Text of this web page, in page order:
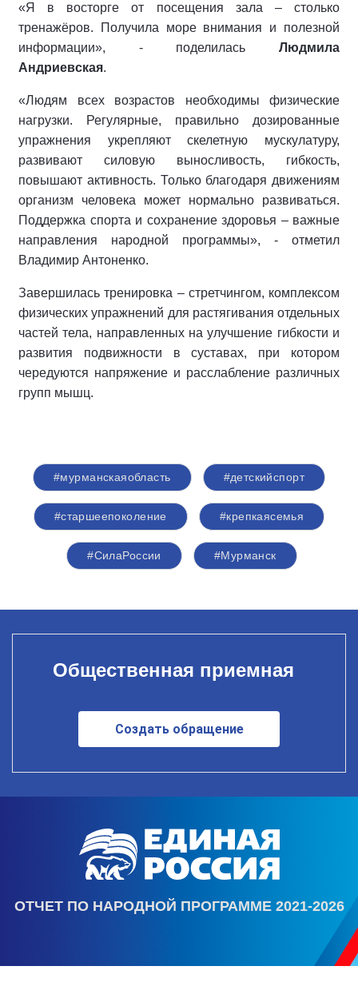
«Я в восторге от посещения зала – столько
тренажёров. Получила море внимания и полезной
информации», - поделилась Людмила
Андриевская.
«Людям всех возрастов необходимы физические
нагрузки. Регулярные, правильно дозированные
упражнения укрепляют скелетную мускулатуру,
развивают силовую выносливость, гибкость,
повышают активность. Только благодаря движениям
организм человека может нормально развиваться.
Поддержка спорта и сохранение здоровья – важные
направления народной программы», - отметил
Владимир Антоненко.
Завершилась тренировка – стретчингом, комплексом
физических упражнений для растягивания отдельных
частей тела, направленных на улучшение гибкости и
развития подвижности в суставах, при котором
чередуются напряжение и расслабление различных
групп мышц.
#мурманскаяобласть #детскийспорт
#старшеепоколение #крепкаясемья
#СилаРоссии #Мурманск
Общественная приемная
Создать обращение
ОТЧЕТ ПО НАРОДНОЙ ПРОГРАММЕ 2021-2026